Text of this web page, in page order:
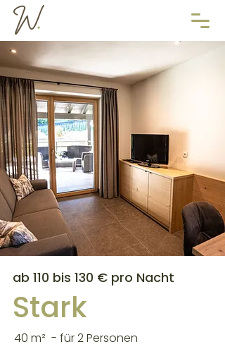
ab 110 bis 130 € pro Nacht
Stark
40 m² - für 2 Personen